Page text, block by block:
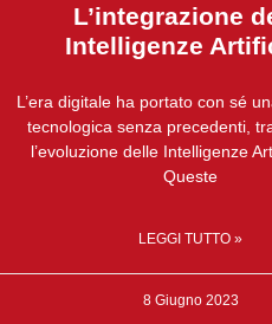
L’integrazione
Intelligenze
L’era digitale ha portato con sé
tecnologica senza precedenti,
l’evoluzione delle Intelligenze
Queste
LEGGI TUTTO »
8 Giugno 2023